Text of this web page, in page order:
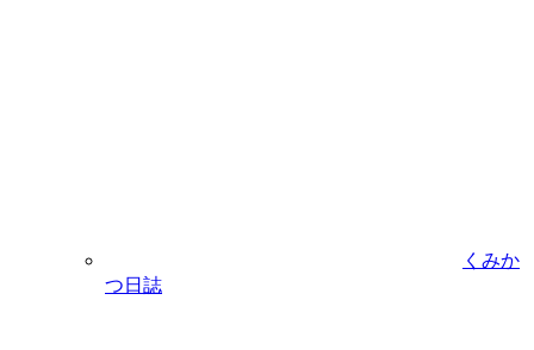
くみか
つ日誌